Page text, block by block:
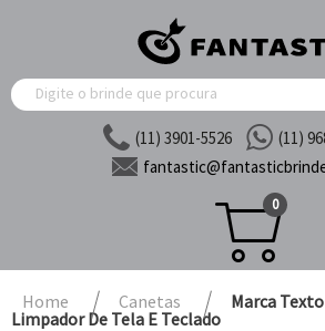
(11) 3901-5526
(11)
fantastic@
0
Home Canetas
Marca
Limpador De Tela E Teclado